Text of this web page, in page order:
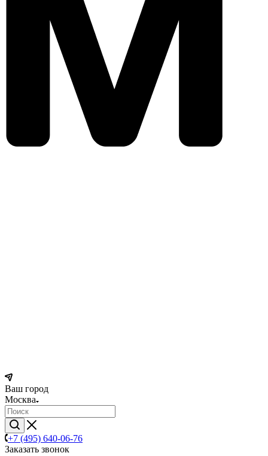
Ваш город
Москва
+7 (495) 640-06-76
Заказать звонок